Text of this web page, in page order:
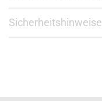
Sicherheitshinweise